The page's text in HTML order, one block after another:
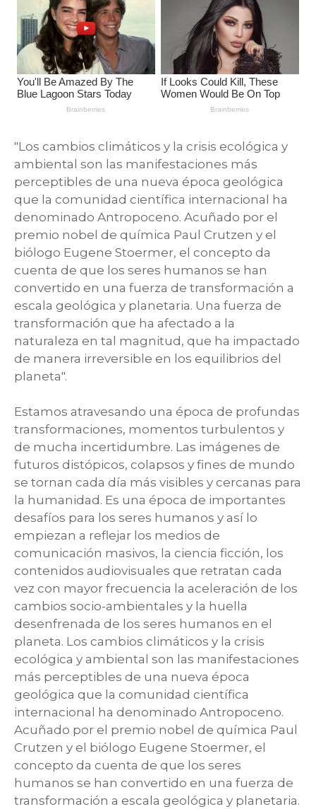
"Los cambios climáticos y la crisis ecológica y
ambiental son las manifestaciones más
perceptibles de una nueva época geológica
que la comunidad científica internacional ha
denominado Antropoceno. Acuñado por el
premio nobel de química Paul Crutzen y el
biólogo Eugene Stoermer, el concepto da
cuenta de que los seres humanos se han
convertido en una fuerza de transformación a
escala geológica y planetaria. Una fuerza de
transformación que ha afectado a la
naturaleza en tal magnitud, que ha impactado
de manera irreversible en los equilibrios del
planeta".
Estamos atravesando una época de profundas
transformaciones, momentos turbulentos y
de mucha incertidumbre. Las imágenes de
futuros distópicos, colapsos y fines de mundo
se tornan cada día más visibles y cercanas para
la humanidad. Es una época de importantes
desafíos para los seres humanos y así lo
empiezan a reflejar los medios de
comunicación masivos, la ciencia ficción, los
contenidos audiovisuales que retratan cada
vez con mayor frecuencia la aceleración de los
cambios socio-ambientales y la huella
desenfrenada de los seres humanos en el
planeta. Los cambios climáticos y la crisis
ecológica y ambiental son las manifestaciones
más perceptibles de una nueva época
geológica que la comunidad científica
internacional ha denominado Antropoceno.
Acuñado por el premio nobel de química Paul
Crutzen y el biólogo Eugene Stoermer, el
concepto da cuenta de que los seres
humanos se han convertido en una fuerza de
transformación a escala geológica y planetaria.